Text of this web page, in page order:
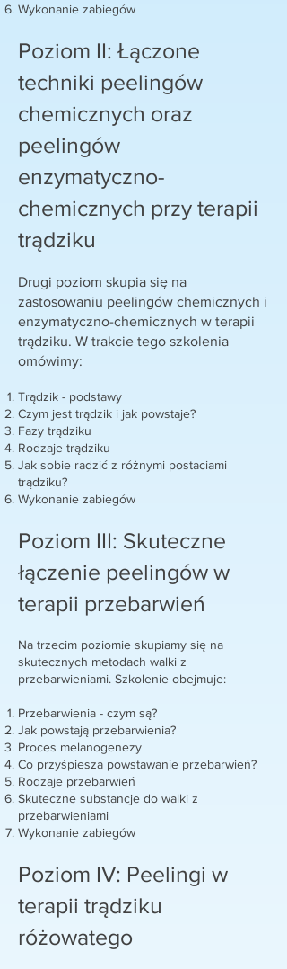
Wykonanie zabiegów
Poziom II: Łączone
techniki peelingów
chemicznych oraz
peelingów
enzymatyczno-
chemicznych przy terapii
trądziku
Drugi poziom skupia się na
zastosowaniu peelingów chemicznych i
enzymatyczno-chemicznych w terapii
trądziku. W trakcie tego szkolenia
omówimy:
Trądzik - podstawy
Czym jest trądzik i jak powstaje?
Fazy trądziku
Rodzaje trądziku
Jak sobie radzić z różnymi postaciami
trądziku?
Wykonanie zabiegów
Poziom III: Skuteczne
łączenie peelingów w
terapii przebarwień
Na trzecim poziomie skupiamy się na
skutecznych metodach walki z
przebarwieniami. Szkolenie obejmuje:
Przebarwienia - czym są?
Jak powstają przebarwienia?
Proces melanogenezy
Co przyśpiesza powstawanie przebarwień?
Rodzaje przebarwień
Skuteczne substancje do walki z
przebarwieniami
Wykonanie zabiegów
Poziom IV: Peelingi w
terapii trądziku
różowatego